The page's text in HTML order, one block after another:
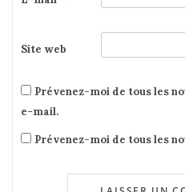
Site web
Prévenez-moi de tous les
e-mail.
Prévenez-moi de tous les